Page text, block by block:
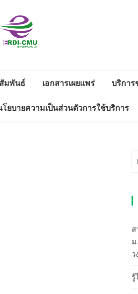
และพัฒนา
พลังงานนคร
มพันธ์ เอกสารเผยแพร่
ดาวน์โหลด
บริการ
โยบายความเป็นส่วนตัวการใช้บริการ
ม
ว
รู้